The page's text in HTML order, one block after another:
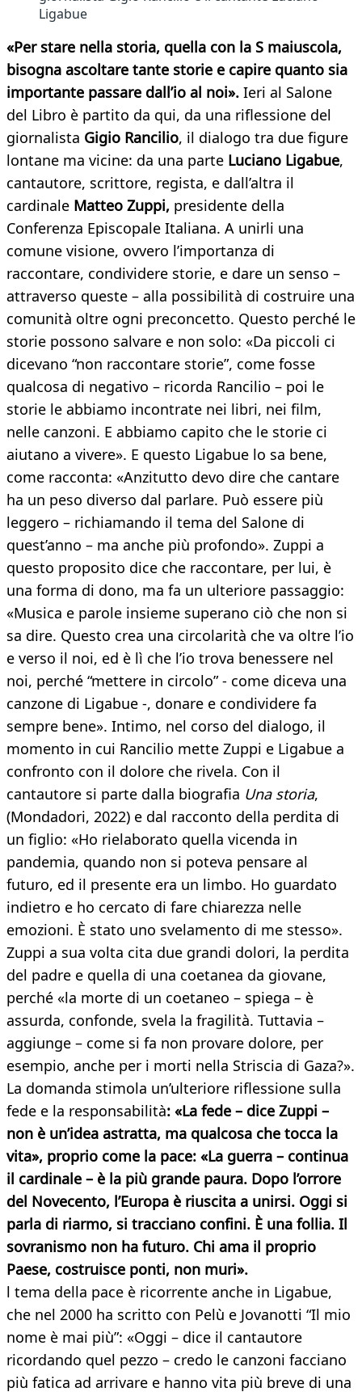
Ligabue
«Per stare nella storia, quella con la S maiuscola,
bisogna ascoltare tante storie e capire quanto sia
importante passare dall’io al noi». Ieri al Salone
del Libro è partito da qui, da una riflessione del
giornalista Gigio Rancilio, il dialogo tra due figure
lontane ma vicine: da una parte Luciano Ligabue,
cantautore, scrittore, regista, e dall’altra il
cardinale Matteo Zuppi, presidente della
Conferenza Episcopale Italiana. A unirli una
comune visione, ovvero l’importanza di
raccontare, condividere storie, e dare un senso –
attraverso queste – alla possibilità di costruire una
comunità oltre ogni preconcetto. Questo perché le
storie possono salvare e non solo: «Da piccoli ci
dicevano “non raccontare storie”, come fosse
qualcosa di negativo – ricorda Rancilio – poi le
storie le abbiamo incontrate nei libri, nei film,
nelle canzoni. E abbiamo capito che le storie ci
aiutano a vivere». E questo Ligabue lo sa bene,
come racconta: «Anzitutto devo dire che cantare
ha un peso diverso dal parlare. Può essere più
leggero – richiamando il tema del Salone di
quest’anno – ma anche più profondo». Zuppi a
questo proposito dice che raccontare, per lui, è
una forma di dono, ma fa un ulteriore passaggio:
«Musica e parole insieme superano ciò che non si
sa dire. Questo crea una circolarità che va oltre l’io
e verso il noi, ed è lì che l’io trova benessere nel
noi, perché “mettere in circolo” - come diceva una
canzone di Ligabue -, donare e condividere fa
sempre bene». Intimo, nel corso del dialogo, il
momento in cui Rancilio mette Zuppi e Ligabue a
confronto con il dolore che rivela. Con il
cantautore si parte dalla biografia Una storia,
(Mondadori, 2022) e dal racconto della perdita di
un figlio: «Ho rielaborato quella vicenda in
pandemia, quando non si poteva pensare al
futuro, ed il presente era un limbo. Ho guardato
indietro e ho cercato di fare chiarezza nelle
emozioni. È stato uno svelamento di me stesso».
Zuppi a sua volta cita due grandi dolori, la perdita
del padre e quella di una coetanea da giovane,
perché «la morte di un coetaneo – spiega – è
assurda, confonde, svela la fragilità. Tuttavia –
aggiunge – come si fa non provare dolore, per
esempio, anche per i morti nella Striscia di Gaza?».
La domanda stimola un’ulteriore riflessione sulla
fede e la responsabilità: «La fede – dice Zuppi –
non è un’idea astratta, ma qualcosa che tocca la
vita», proprio come la pace: «La guerra – continua
il cardinale – è la più grande paura. Dopo l’orrore
del Novecento, l’Europa è riuscita a unirsi. Oggi si
parla di riarmo, si tracciano confini. È una follia. Il
sovranismo non ha futuro. Chi ama il proprio
Paese, costruisce ponti, non muri».
l tema della pace è ricorrente anche in Ligabue,
che nel 2000 ha scritto con Pelù e Jovanotti “Il mio
nome è mai più”: «Oggi – dice il cantautore
ricordando quel pezzo – credo le canzoni facciano
più fatica ad arrivare e hanno vita più breve di una